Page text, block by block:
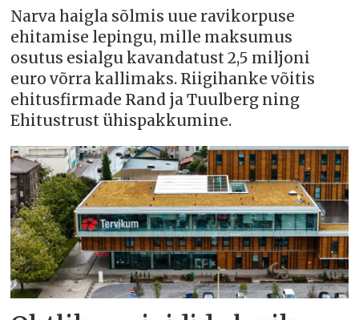
Narva haigla sõlmis uue ravikorpuse
ehitamise lepingu, mille maksumus
osutus esialgu kavandatust 2,5 miljoni
euro võrra kallimaks. Riigihanke võitis
ehitusfirmade Rand ja Tuulberg ning
Ehitustrust ühispakkumine.